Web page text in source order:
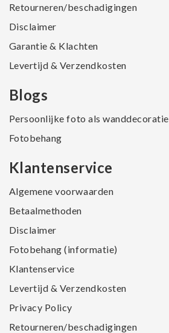
Retourneren/beschadigingen
Disclaimer
Garantie & Klachten
Levertijd & Verzendkosten
Blogs
Persoonlijke foto als wanddecoratie
Fotobehang
Klantenservice
Algemene voorwaarden
Betaalmethoden
Disclaimer
Fotobehang (informatie)
Klantenservice
Levertijd & Verzendkosten
Privacy Policy
Retourneren/beschadigingen